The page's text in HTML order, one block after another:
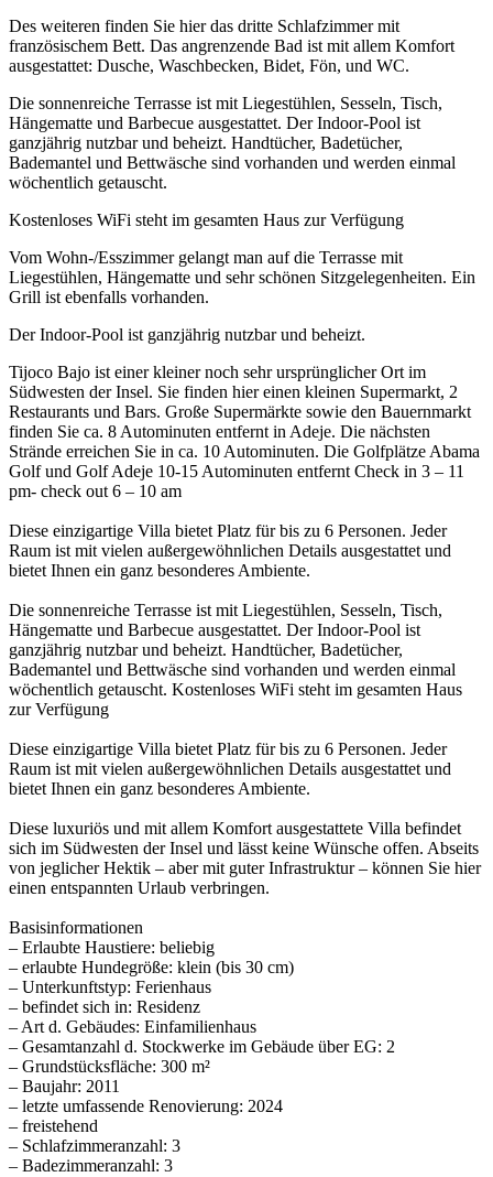
Des weiteren finden Sie hier das dritte Schlafzimmer mit
französischem Bett. Das angrenzende Bad ist mit allem Komfort
ausgestattet: Dusche, Waschbecken, Bidet, Fön, und WC.
Die sonnenreiche Terrasse ist mit Liegestühlen, Sesseln, Tisch,
Hängematte und Barbecue ausgestattet. Der Indoor-Pool ist
ganzjährig nutzbar und beheizt. Handtücher, Badetücher,
Bademantel und Bettwäsche sind vorhanden und werden einmal
wöchentlich getauscht.
Kostenloses WiFi steht im gesamten Haus zur Verfügung
Vom Wohn-/Esszimmer gelangt man auf die Terrasse mit
Liegestühlen, Hängematte und sehr schönen Sitzgelegenheiten. Ein
Grill ist ebenfalls vorhanden.
Der Indoor-Pool ist ganzjährig nutzbar und beheizt.
Tijoco Bajo ist einer kleiner noch sehr ursprünglicher Ort im
Südwesten der Insel. Sie finden hier einen kleinen Supermarkt, 2
Restaurants und Bars. Große Supermärkte sowie den Bauernmarkt
finden Sie ca. 8 Autominuten entfernt in Adeje. Die nächsten
Strände erreichen Sie in ca. 10 Autominuten. Die Golfplätze Abama
Golf und Golf Adeje 10-15 Autominuten entfernt Check in 3 – 11
pm- check out 6 – 10 am
Diese einzigartige Villa bietet Platz für bis zu 6 Personen. Jeder
Raum ist mit vielen außergewöhnlichen Details ausgestattet und
bietet Ihnen ein ganz besonderes Ambiente.
Die sonnenreiche Terrasse ist mit Liegestühlen, Sesseln, Tisch,
Hängematte und Barbecue ausgestattet. Der Indoor-Pool ist
ganzjährig nutzbar und beheizt. Handtücher, Badetücher,
Bademantel und Bettwäsche sind vorhanden und werden einmal
wöchentlich getauscht. Kostenloses WiFi steht im gesamten Haus
zur Verfügung
Diese einzigartige Villa bietet Platz für bis zu 6 Personen. Jeder
Raum ist mit vielen außergewöhnlichen Details ausgestattet und
bietet Ihnen ein ganz besonderes Ambiente.
Diese luxuriös und mit allem Komfort ausgestattete Villa befindet
sich im Südwesten der Insel und lässt keine Wünsche offen. Abseits
von jeglicher Hektik – aber mit guter Infrastruktur – können Sie hier
einen entspannten Urlaub verbringen.
Basisinformationen
– Erlaubte Haustiere: beliebig
– erlaubte Hundegröße: klein (bis 30 cm)
– Unterkunftstyp: Ferienhaus
– befindet sich in: Residenz
– Art d. Gebäudes: Einfamilienhaus
– Gesamtanzahl d. Stockwerke im Gebäude über EG: 2
– Grundstücksfläche: 300 m²
– Baujahr: 2011
– letzte umfassende Renovierung: 2024
– freistehend
– Schlafzimmeranzahl: 3
– Badezimmeranzahl: 3